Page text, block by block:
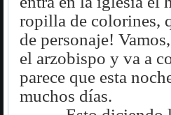
ropilla de colorines,
de personaje!
el arzobispo y va a
parece que esta
muchos días.